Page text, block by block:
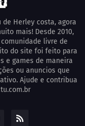
de Herley costa, agora
mais! Desde 2010,
livre de
do site foi feito para
e games de maneira
ou anuncios que
Ajude e contribua